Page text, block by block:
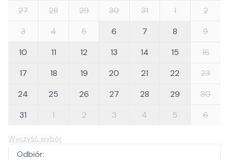
27 28 29 30 31 1
2
3
4 5 6 7 8
9
10
11 12 13 14 15
16
17
18 19 20 21 22
23
24
25 26 27 28 29
30
31
1 2 3 4 5 6
Wyczyść wybór
Odbiór: